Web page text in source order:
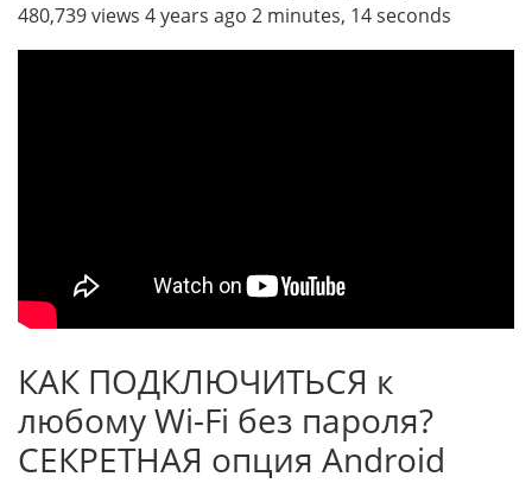
480,739 views 4 years ago 2 minutes, 14 seconds
КАК ПОДКЛЮЧИТЬСЯ к
любому Wi-Fi без пароля?
СЕКРЕТНАЯ опция Android